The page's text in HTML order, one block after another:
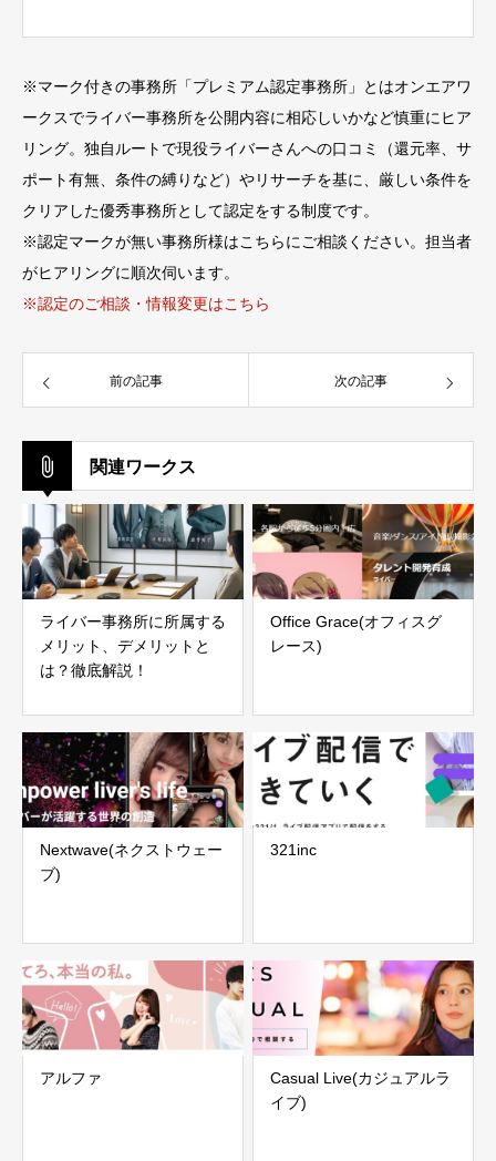
※マーク付きの事務所「プレミアム認定事務所」とはオンエアワ
ークスでライバー事務所を公開内容に相応しいかなど慎重にヒア
リング。独自ルートで現役ライバーさんへの口コミ（還元率、サ
ポート有無、条件の縛りなど）やリサーチを基に、厳しい条件を
クリアした優秀事務所として認定をする制度です。
※認定マークが無い事務所様はこちらにご相談ください。担当者
がヒアリングに順次伺います。
※認定のご相談・情報変更はこちら
前の記事 次の記事
関連ワークス
ライバー事務所に所属する
メリット、デメリットと
は？徹底解説！
Office Grace(オフィスグ
レース)
Nextwave(ネクストウェー
ブ)
321inc
アルファ
Casual Live(カジュアルラ
イブ)